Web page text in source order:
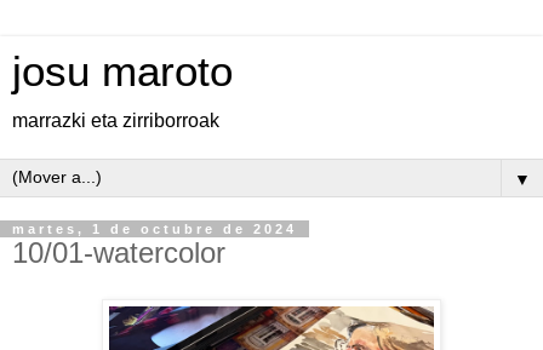
josu maroto
marrazki eta zirriborroak
▼
martes, 1 de octubre de 2024
10/01-watercolor